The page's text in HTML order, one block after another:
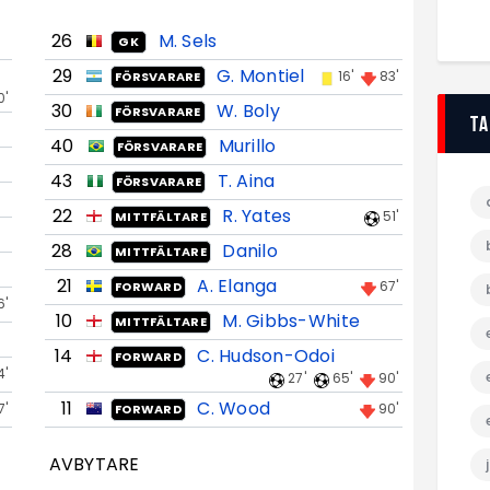
26 GK
M. Sels
29
FÖRSVARARE G. Montiel 16' 83'
30 FÖRSVARARE
W. Boly
40
FÖRSVARARE
Murillo
43
FÖRSVARARE
T. Aina
22
MITTFÄLTARE R. Yates 51'
28 MITTFÄLTARE
Danilo
21
FORWARD A. Elanga 67'
10 MITTFÄLTARE
M. Gibbs-White
14
FORWARD C. Hudson-Odoi
27' 65' 90'
11 FORWARD C. Wood 90'
AVBYTARE